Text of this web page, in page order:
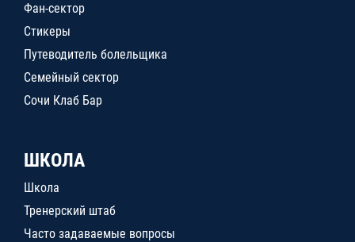
Фан-сектор
Стикеры
Путеводитель болельщика
Семейный сектор
Сочи Клаб Бар
ШКОЛА
Школа
Тренерский штаб
Часто задаваемые вопросы